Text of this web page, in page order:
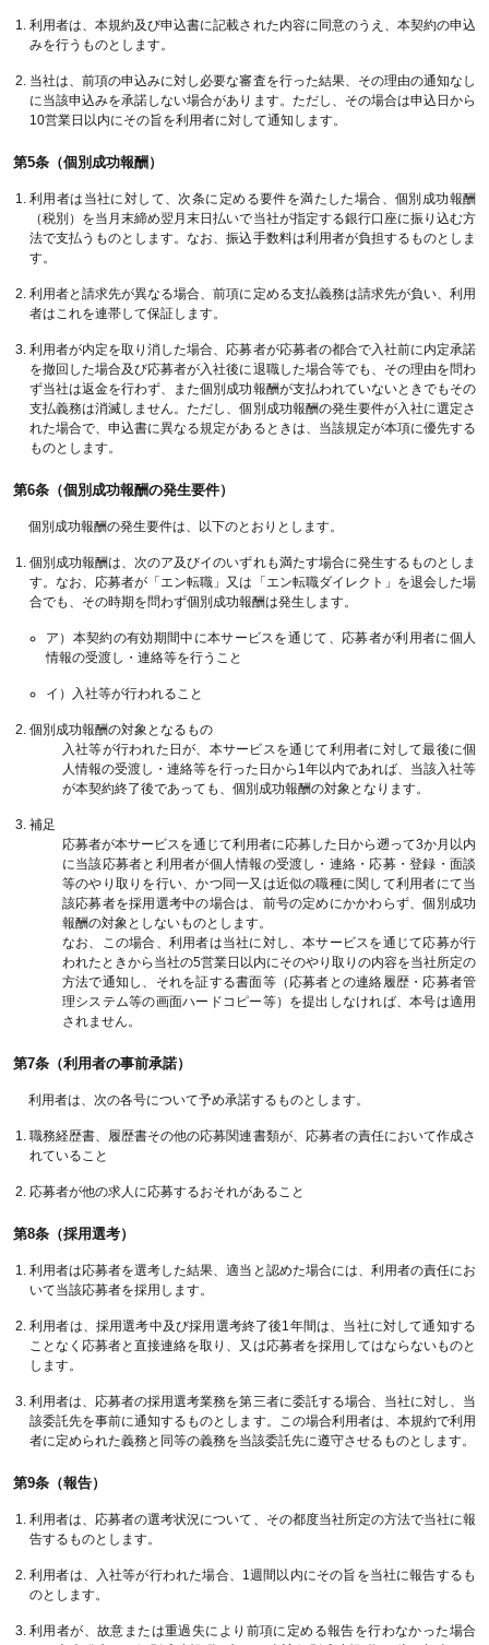
利用者は、本規約及び申込書に記載された内容に同意のうえ、本契約の申込
みを行うものとします。
当社は、前項の申込みに対し必要な審査を行った結果、その理由の通知なし
に当該申込みを承諾しない場合があります。ただし、その場合は申込日から
10営業日以内にその旨を利用者に対して通知します。
第5条（個別成功報酬）
利用者は当社に対して、次条に定める要件を満たした場合、個別成功報酬
（税別）を当月末締め翌月末日払いで当社が指定する銀行口座に振り込む方
法で支払うものとします。なお、振込手数料は利用者が負担するものとしま
す。
利用者と請求先が異なる場合、前項に定める支払義務は請求先が負い、利用
者はこれを連帯して保証します。
利用者が内定を取り消した場合、応募者が応募者の都合で入社前に内定承諾
を撤回した場合及び応募者が入社後に退職した場合等でも、その理由を問わ
ず当社は返金を行わず、また個別成功報酬が支払われていないときでもその
支払義務は消滅しません。ただし、個別成功報酬の発生要件が入社に選定さ
れた場合で、申込書に異なる規定があるときは、当該規定が本項に優先する
ものとします。
第6条（個別成功報酬の発生要件）
個別成功報酬の発生要件は、以下のとおりとします。
個別成功報酬は、次のア及びイのいずれも満たす場合に発生するものとしま
す。なお、応募者が「エン転職」又は「エン転職ダイレクト」を退会した場
合でも、その時期を問わず個別成功報酬は発生します。
ア）本契約の有効期間中に本サービスを通じて、応募者が利用者に個人
情報の受渡し・連絡等を行うこと
イ）入社等が行われること
個別成功報酬の対象となるもの
入社等が行われた日が、本サービスを通じて利用者に対して最後に個
人情報の受渡し・連絡等を行った日から1年以内であれば、当該入社等
が本契約終了後であっても、個別成功報酬の対象となります。
補足
応募者が本サービスを通じて利用者に応募した日から遡って3か月以内
に当該応募者と利用者が個人情報の受渡し・連絡・応募・登録・面談
等のやり取りを行い、かつ同一又は近似の職種に関して利用者にて当
該応募者を採用選考中の場合は、前号の定めにかかわらず、個別成功
報酬の対象としないものとします。
なお、この場合、利用者は当社に対し、本サービスを通じて応募が行
われたときから当社の5営業日以内にそのやり取りの内容を当社所定の
方法で通知し、それを証する書面等（応募者との連絡履歴・応募者管
理システム等の画面ハードコピー等）を提出しなければ、本号は適用
されません。
第7条（利用者の事前承諾）
利用者は、次の各号について予め承諾するものとします。
職務経歴書、履歴書その他の応募関連書類が、応募者の責任において作成さ
れていること
応募者が他の求人に応募するおそれがあること
第8条（採用選考）
利用者は応募者を選考した結果、適当と認めた場合には、利用者の責任にお
いて当該応募者を採用します。
利用者は、採用選考中及び採用選考終了後1年間は、当社に対して通知する
ことなく応募者と直接連絡を取り、又は応募者を採用してはならないものと
します。
利用者は、応募者の採用選考業務を第三者に委託する場合、当社に対し、当
該委託先を事前に通知するものとします。この場合利用者は、本規約で利用
者に定められた義務と同等の義務を当該委託先に遵守させるものとします。
第9条（報告）
利用者は、応募者の選考状況について、その都度当社所定の方法で当社に報
告するものとします。
利用者は、入社等が行われた場合、1週間以内にその旨を当社に報告するも
のとします。
利用者が、故意または重過失により前項に定める報告を行わなかった場合